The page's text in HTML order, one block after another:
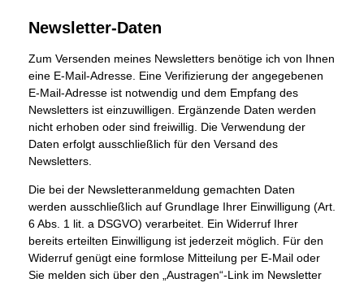
Newsletter-Daten
Zum Versenden meines Newsletters benötige ich von Ihnen
eine E-Mail-Adresse. Eine Verifizierung der angegebenen
E-Mail-Adresse ist notwendig und dem Empfang des
Newsletters ist einzuwilligen. Ergänzende Daten werden
nicht erhoben oder sind freiwillig. Die Verwendung der
Daten erfolgt ausschließlich für den Versand des
Newsletters.
Die bei der Newsletteranmeldung gemachten Daten
werden ausschließlich auf Grundlage Ihrer Einwilligung (Art.
6 Abs. 1 lit. a DSGVO) verarbeitet. Ein Widerruf Ihrer
bereits erteilten Einwilligung ist jederzeit möglich. Für den
Widerruf genügt eine formlose Mitteilung per E-Mail oder
Sie melden sich über den „Austragen“-Link im Newsletter